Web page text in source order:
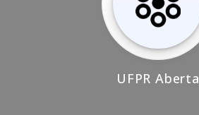
UFPR Aberta